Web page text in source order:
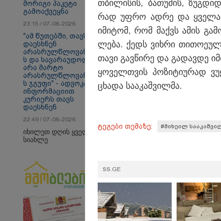
თბილისი - ანტალია
1085.80 ლარიდან
მორიგი პაკეტი
გამოაქვეყნა
23:15 / 07-08-2026
"ამ წუთებში, თავს
დაესხნენ
არასრულწლოვანები
ს და სავარაუდოდ,
არა მარტო
არასრულწლოვანები
ს ჯგუფი" - ადვოკატის
ინფორმაციით
კურიერს თავს
დაესხნენ
22:49 / 07-08-2026
იხილეთ დღის ყველა
სიახლე
თბი­ლი­სის, ბა­თუ­მის,
რად უფრო ადრე და
იმი­ტომ, რომ მაქვს ამის
ლე­ბა. ქედს ვიხ­რი თი­თო­ე­უ­ლი
თავი გავ­წი­რე და გა­დავ­დე
ყო­ველ­თვის პო­ზი­ტი­უ­რად
ცხა­და სა­ა­კაშ­ვილ­მა.
ტეგები თემაზე: #მიხეილ
SS.GE